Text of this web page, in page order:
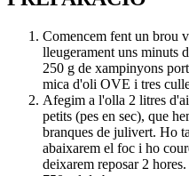
Comencem fent un brou
lleugerament uns minuts
250 g de xampinyons
mica d'oli OVE i tres
Afegim a l'olla 2 litres
petits (pes en sec), que
branques de julivert. Ho
abaixarem el foc i ho
deixarem reposar 2